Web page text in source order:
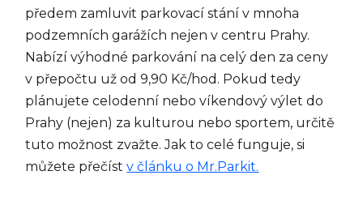
předem zamluvit parkovací stání v mnoha
podzemních garážích nejen v centru Prahy.
Nabízí výhodné parkování na celý den za ceny
v přepočtu už od 9,90 Kč/hod. Pokud tedy
plánujete celodenní nebo víkendový výlet do
Prahy (nejen) za kulturou nebo sportem, určitě
tuto možnost zvažte. Jak to celé funguje, si
můžete přečístv článku o Mr.Parkit.